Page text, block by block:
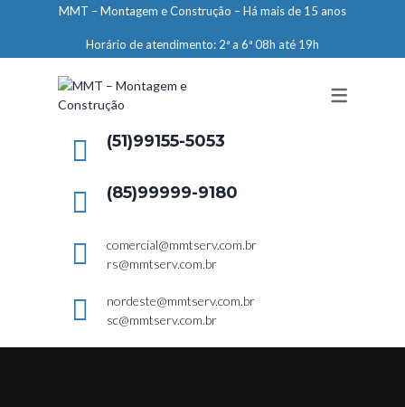
ENGENHARIA
LIMPEZA E CONSERVAÇÃO
MANUTENÇÃO PREDIAL
ELEVADORES – PREPARAÇÃO DE
MMT – Montagem e Construção – Há mais de 15 anos
Horário de atendimento: 2ª a 6ª 08h até 19h
(51)99155-5053
(85)99999-9180
comercial@mmtserv.com.br
rs@mmtserv.com.br
nordeste@mmtserv.com.br
sc@mmtserv.com.br